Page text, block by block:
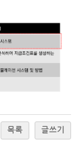
목록 글쓰기